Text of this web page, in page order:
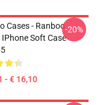
Cases - Ranboo
Soft Case
- € 16,10
-20%